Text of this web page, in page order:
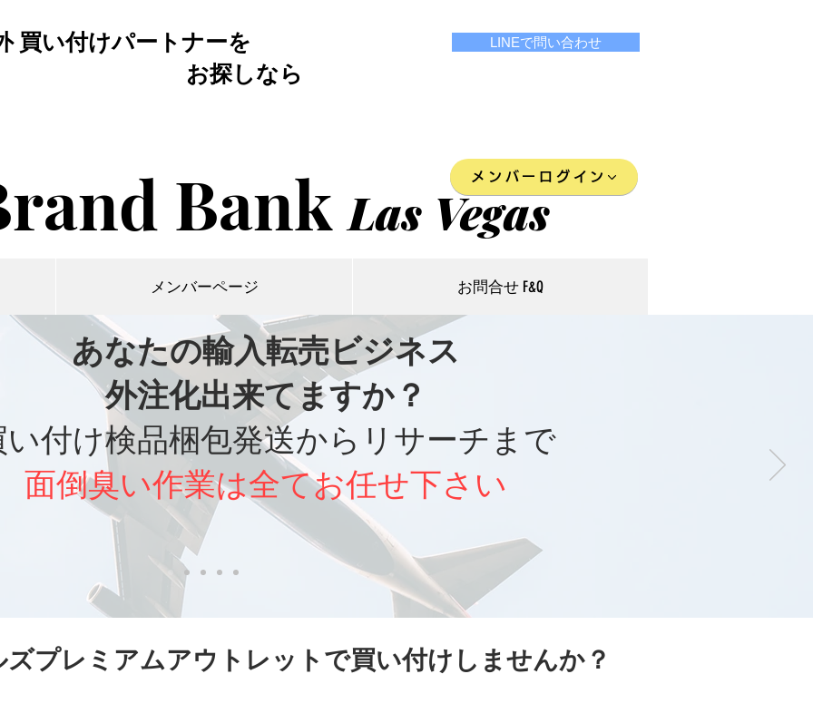
買い付けパートナーを
お探しなら
LINEで問い合わせ
Bank Las Vegas
メンバーログイン
メンバーページ お問合せ F&Q
あなたの輸入転売ビジネス
外注化出来てますか？
い付け検品梱包発送からリサーチまで
面倒臭い作業は全てお任せ下さい
プレミアムアウトレットで買い付けしませんか？